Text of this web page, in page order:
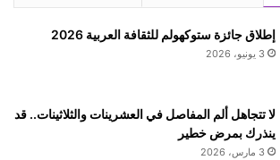
إطلاق جائزة ستوكهولم للثقافة العربية 2026
3 يونيو، 2026
لا تتجاهل ألم المفاصل في العشرينات والثلاثينات.. قد
ينذرك بمرض خطير
3 مارس، 2026